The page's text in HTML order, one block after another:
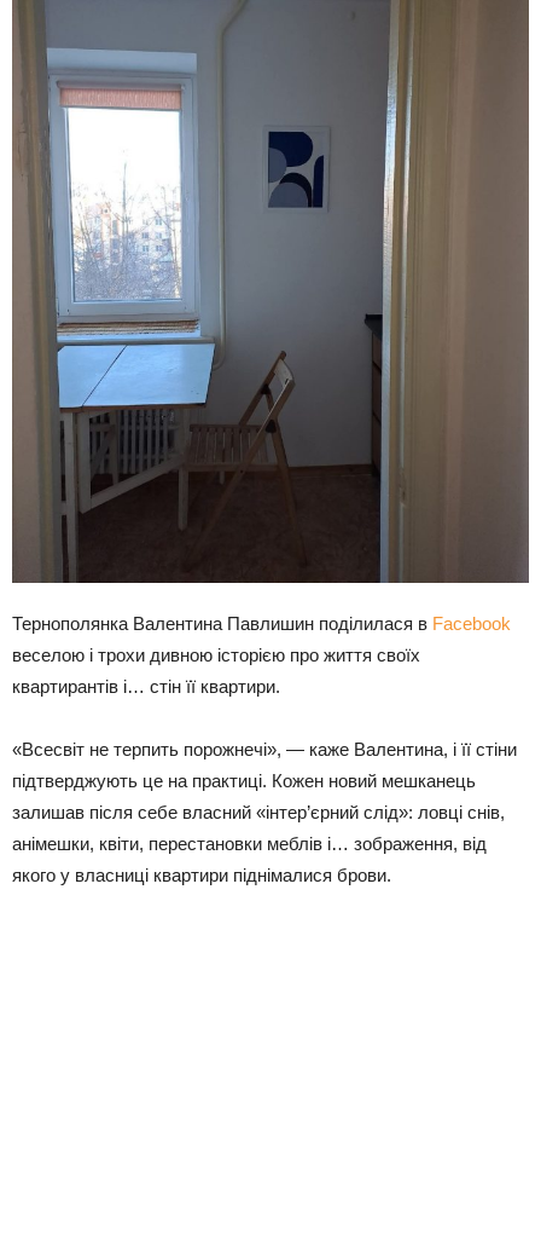
Тернополянка Валентина Павлишин поділилася в Facebook
веселою і трохи дивною історією про життя своїх
квартирантів і… стін її квартири.
«Всесвіт не терпить порожнечі», — каже Валентина, і її стіни
підтверджують це на практиці. Кожен новий мешканець
залишав після себе власний «інтер’єрний слід»: ловці снів,
анімешки, квіти, перестановки меблів і… зображення, від
якого у власниці квартири піднімалися брови.